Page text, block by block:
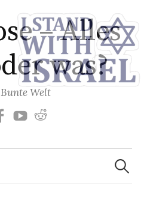
– Alles
was?
Welt
Facebook
YouTube
Suchen
nach: